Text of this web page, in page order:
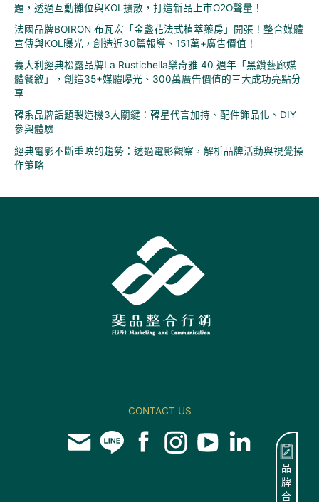
題，透過互動攤位與KOL擴散，打造新品上市O2O聲量！
法國品牌BOIRON 布瓦宏「金盞花法式植萃藥房」開張！整合媒體
宣傳與KOL曝光，創造近30篇報導、151萬+廣告價值！
義大利經典松露品牌La Rustichella樂奇雅 40 週年「黑鑽藝廊媒
體餐敘」，創造35+媒體曝光、300萬廣告價值的三大成功亮點分
享
韓系品牌話題製造機3大關鍵：韓星代言加持、配件飾品化、DIY
參與體驗
經典電影不斷重映的趨勢：透過電影觀察，解析品牌活動與視覺操
作策略
品
牌
合
CONTACT US